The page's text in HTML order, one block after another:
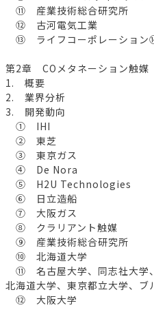
⑪ 産業技術総合研究所
⑫ 古河電気工業
⑬ ライフコーポレーション
第2章 COメタネーション触媒
1. 概要
2. 業界分析
3. 開発動向
① IHI
② 東芝
③ 東京ガス
④ De Nora
⑤ H2U Technologies
⑥ 日立造船
⑦ 大阪ガス
⑧ クラリアント触媒
⑨ 産業技術総合研究所
⑩ 北海道大学
⑪ 名古屋大学、同志社大学、
北海道大学、東京都立大学、ブ
⑫ 大阪大学